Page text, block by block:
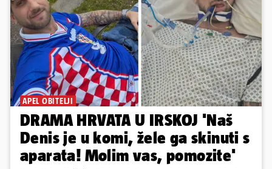
APEL OBITELJI
DRAMA HRVATA U IRSKOJ 'Naš
Denis je u komi, žele ga skinuti s
aparata! Molim vas, pomozite'